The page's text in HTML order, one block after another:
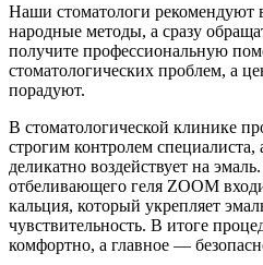
Наши стоматологи рекомендуют
народные методы, а сразу
получите профессиональную
стоматологических проблем, а
порадуют.
В стоматологической клинике
строгим контролем
деликатно воздействует на
отбеливающего геля ZOOM
кальция, который укрепляет
чувствительность. В итоге
комфортно, а главное —